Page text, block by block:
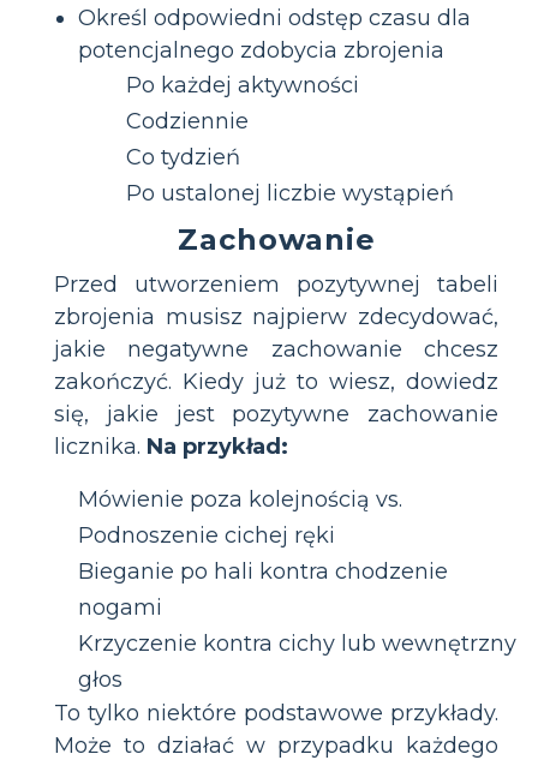
Określ odpowiedni odstęp czasu dla
potencjalnego zdobycia zbrojenia
Po każdej aktywności
Codziennie
Co tydzień
Po ustalonej liczbie wystąpień
Zachowanie
Przed utworzeniem pozytywnej tabeli
zbrojenia musisz najpierw zdecydować,
jakie negatywne zachowanie chcesz
zakończyć. Kiedy już to wiesz, dowiedz
się, jakie jest pozytywne zachowanie
licznika. Na przykład:
Mówienie poza kolejnością vs.
Podnoszenie cichej ręki
Bieganie po hali kontra chodzenie
nogami
Krzyczenie kontra cichy lub wewnętrzny
głos
To tylko niektóre podstawowe przykłady.
Może to działać w przypadku każdego